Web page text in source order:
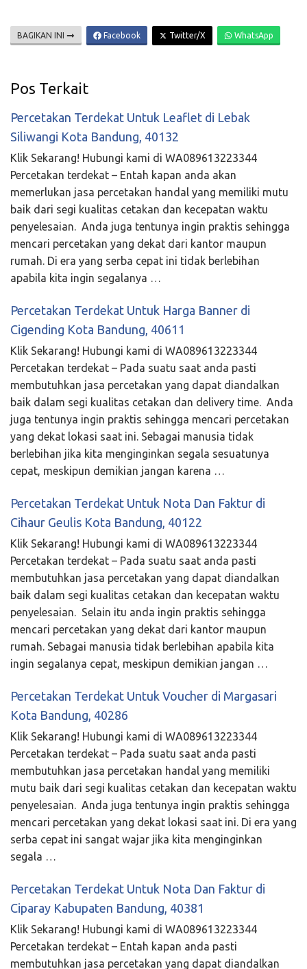
BAGIKAN INI Facebook Twitter/X WhatsApp
Pos Terkait
Percetakan Terdekat Untuk Leaflet di Lebak
Siliwangi Kota Bandung, 40132
Klik Sekarang! Hubungi kami di WA089613223344
Percetakan terdekat – Entah kapan anda akan
memerlukan jasa percetakan handal yang memiliki mutu
baik dari segi kualitas cetakan dan kecepatan waktu
penyelesaian. Anda juga tentunya ingin praktis sehingga
mencari percetakan yang dekat dari kantor maupun
rumah. Di era yang serba cepat ini tidak berlebihan
apabila kita ingin segalanya …
Percetakan Terdekat Untuk Harga Banner di
Cigending Kota Bandung, 40611
Klik Sekarang! Hubungi kami di WA089613223344
Percetakan terdekat – Pada suatu saat anda pasti
membutuhkan jasa percetakan yang dapat diandalkan
baik dalam segi kualitas cetakan dan delivery time. Anda
juga tentunya ingin praktis sehingga mencari percetakan
yang dekat lokasi saat ini. Sebagai manusia tidak
berlebihan jika kita menginginkan segala sesuatunya
cepat, meskipun demikian jangan karena …
Percetakan Terdekat Untuk Nota Dan Faktur di
Cihaur Geulis Kota Bandung, 40122
Klik Sekarang! Hubungi kami di WA089613223344
Percetakan terdekat – Pada suatu saat anda pasti
membutuhkan jasa percetakan yang dapat diandalkan
baik dalam segi kualitas cetakan dan kecepatan waktu
penyelesaian. Selain itu anda ingin praktis sehingga
mencari percetakan yang dekat dari kantor maupun
rumah. Sebagai manusia tidak berlebihan apabila kita
ingin segalanya cepat, meskipun demikian jangan …
Percetakan Terdekat Untuk Voucher di Margasari
Kota Bandung, 40286
Klik Sekarang! Hubungi kami di WA089613223344
Percetakan terdekat – Pada suatu saat anda pasti
membutuhkan jasa percetakan handal yang memiliki
mutu baik dari segi kualitas cetakan dan kecepatan waktu
penyelesaian. Anda juga tentunya ingin praktis sehingga
mencari percetakan yang dekat lokasi saat ini. Di era yang
serba cepat ini sangat wajar jika kita menginginkan
segala …
Percetakan Terdekat Untuk Nota Dan Faktur di
Ciparay Kabupaten Bandung, 40381
Klik Sekarang! Hubungi kami di WA089613223344
Percetakan terdekat – Entah kapan anda pasti
membutuhkan jasa percetakan yang dapat diandalkan